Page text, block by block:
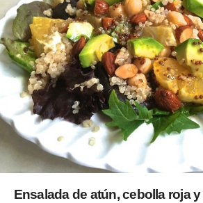
Ensalada de atún, cebolla roja